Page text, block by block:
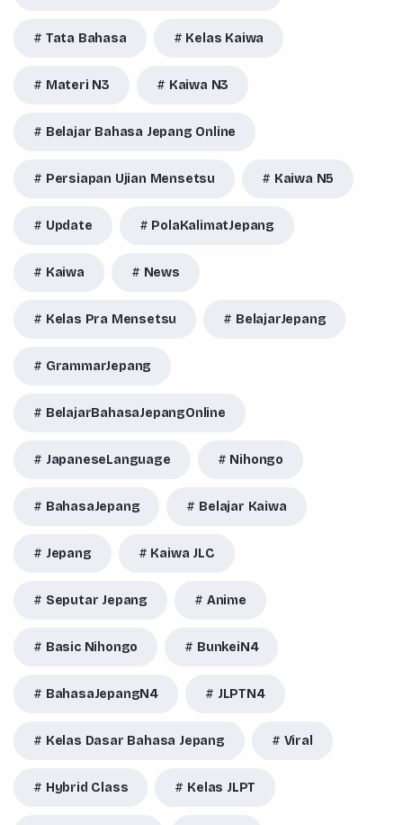
Tata Bahasa Kelas Kaiwa
Materi N3 Kaiwa N3
Belajar Bahasa Jepang Online
Persiapan Ujian Mensetsu Kaiwa N5
Update PolaKalimatJepang
Kaiwa News
Kelas Pra Mensetsu BelajarJepang
GrammarJepang
BelajarBahasaJepangOnline
JapaneseLanguage Nihongo
BahasaJepang Belajar Kaiwa
Jepang Kaiwa JLC
Seputar Jepang Anime
Basic Nihongo BunkeiN4
BahasaJepangN4 JLPTN4
Kelas Dasar Bahasa Jepang Viral
Hybrid Class Kelas JLPT